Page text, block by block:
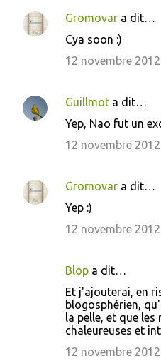
s
Gromovar a dit…
Cya soon :)
12 novembre
Guillmot a dit…
Yep, Nao fut un
12 novembre
Gromovar a dit…
Yep :)
12 novembre
Blop a dit…
Et j'ajouterai, en
blogosphérien,
la pelle, et que
chaleureuses et
12 novembre